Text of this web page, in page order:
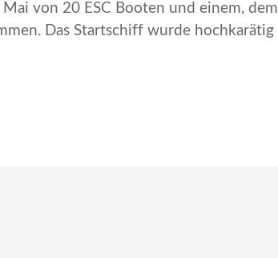
von 20 ESC Booten und einem, dem
Das Startschiff wurde hochkarätig